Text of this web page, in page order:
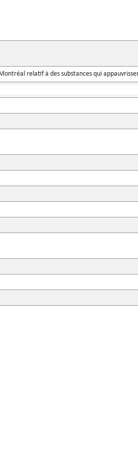
relatif à des substances qui